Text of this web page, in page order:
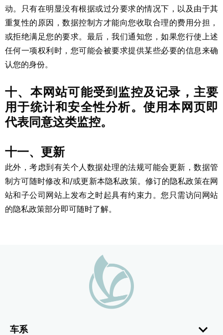
动。只有在明显没有根据或过分要求的情况下，以及由于其
重复性的原因，数据控制方才能向您收取合理的费用分担，
或拒绝满足您的要求。最后，我们通知您，如果您行使上述
任何一项权利时，您可能会被要求提供某些必要的信息来确
认您的身份。
十、本网站可能受到监控及记录，主要
用于统计和安全性分析。使用本网页即
代表同意这类监控。
十一、更新
此外，考虑到有关个人数据处理的法规可能会更新，数据管
制方可随时修改和/或更新本隐私政策。修订的隐私政策在网
站和子公司网站上发布之时起具有约束力。您只需访问网站
的隐私政策部分即可随时了解。
车系